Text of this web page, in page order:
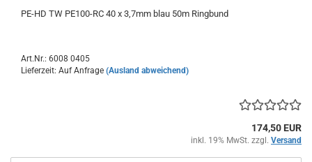
PE-HD TW PE100-RC 40 x 3,7mm blau 50m Ringbund
Art.Nr.: 6008 0405
Lieferzeit: Auf Anfrage (Ausland abweichend)
174,50 EUR
inkl. 19% MwSt. zzgl. Versand